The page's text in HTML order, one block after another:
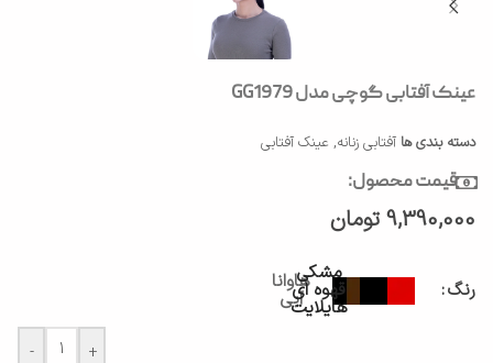
عینک آفتابی گوچی مدل GG1979
دسته بندی ها آفتابی زنانه, عینک آفتابی
قیمت محصول:
9,390,000 تومان
رنگ
مشکی
قهوه ای
هایلایت
هاوانا
آبی
- +